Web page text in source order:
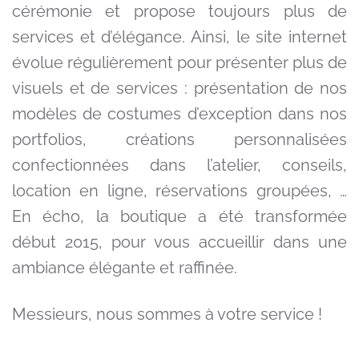
cérémonie et propose toujours plus de
services et d’élégance. Ainsi, le site internet
évolue régulièrement pour présenter plus de
visuels et de services : présentation de nos
modèles de costumes d’exception dans nos
portfolios, créations personnalisées
confectionnées dans l’atelier, conseils,
location en ligne, réservations groupées, …
En écho, la boutique a été transformée
début 2015, pour vous accueillir dans une
ambiance élégante et raffinée.
Messieurs, nous sommes à votre service !